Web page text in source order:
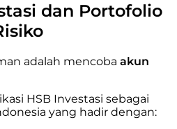
dan Portofolio
adalah mencoba akun
HSB Investasi sebagai
yang hadir dengan: